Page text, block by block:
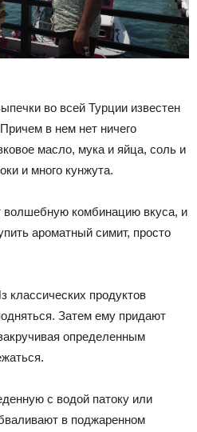
во всей Турции известен
в нем нет ничего
масло, мука и яйца, соль и
и много кунжута.
волшебную комбинацию вкуса, и
ароматный симит, просто
классических продуктов
Затем ему придают
определенным
с водой патоку или
в поджаренном